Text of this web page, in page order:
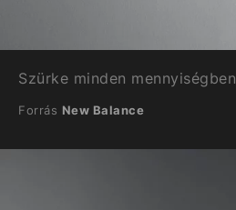
Szürke minden mennyiségben
Forrás New Balance